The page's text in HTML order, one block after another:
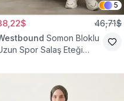
5
46,71$
Somon Bloklu
Spor Salaş Eteği